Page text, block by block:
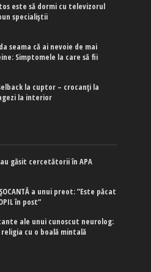
este să dormi cu televizorul
specialiștii
seama că ai nevoie de mai
Simptomele la care să fii
la cuptor – crocanți la
la interior
au găsit cercetătorii în APA
ȘOCANTĂ a unui preot: ”Este păcat
în post”
ale unui cunoscut neurolog:
cu o boală mintală